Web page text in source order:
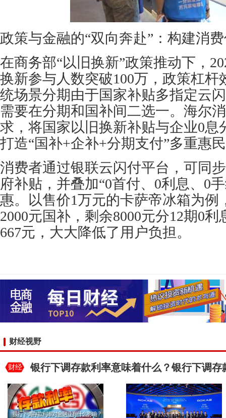
政策与金融的“双向奔赴”：构建消
在商务部“以旧换新”政策推动下，
换新参与人数突破100万，政策杠杆
统场景分期由于国家补贴多指定云
需要在分期和国补间二选一。海尔
求，将国家以旧换新补贴与企业0息
打造“国补+企补+分期支付”多重惠
消费者通过银联云闪付平台，可同
府补贴，并叠加“0首付、0利息、0
惠。以售价1万元的卡萨帝冰箱为例
2000元国补，剩余8000元分12期0
667元，大大降低了用户负担。
财经视野
财经 银行下调存款利率意味着什么？银行下调